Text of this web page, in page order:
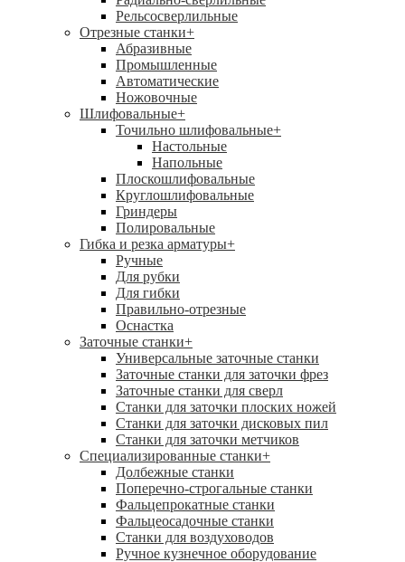
Рельсосверлильные
Отрезные станки+
Абразивные
Промышленные
Автоматические
Ножовочные
Шлифовальные+
Точильно шлифовальные+
Настольные
Напольные
Плоскошлифовальные
Круглошлифовальные
Гриндеры
Полировальные
Гибка и резка арматуры+
Ручные
Для рубки
Для гибки
Правильно-отрезные
Оснастка
Заточные станки+
Универсальные заточные станки
Заточные станки для заточки фрез
Заточные станки для сверл
Станки для заточки плоских ножей
Станки для заточки дисковых пил
Станки для заточки метчиков
Специализированные станки+
Долбежные станки
Поперечно-строгальные станки
Фальцепрокатные станки
Фальцеосадочные станки
Станки для воздуховодов
Ручное кузнечное оборудование